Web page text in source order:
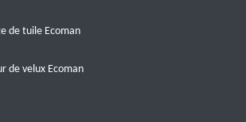
de tuile Ecoman
de velux Ecoman